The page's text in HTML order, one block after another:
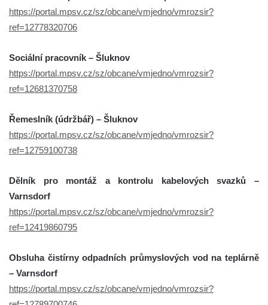
https://portal.mpsv.cz/sz/obcane/vmjedno/vmrozsir?
ref=12778320706
Sociální pracovník – Šluknov
https://portal.mpsv.cz/sz/obcane/vmjedno/vmrozsir?
ref=12681370758
Řemeslník (údržbář) – Šluknov
https://portal.mpsv.cz/sz/obcane/vmjedno/vmrozsir?
ref=12759100738
Dělník pro montáž a kontrolu kabelových svazků –
Varnsdorf
https://portal.mpsv.cz/sz/obcane/vmjedno/vmrozsir?
ref=12419860795
Obsluha čistírny odpadních průmyslových vod na teplárně
– Varnsdorf
https://portal.mpsv.cz/sz/obcane/vmjedno/vmrozsir?